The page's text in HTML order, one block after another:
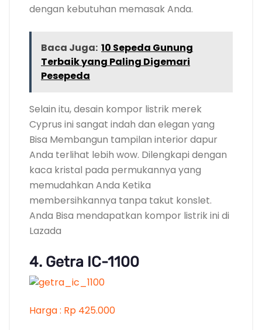
Anda terlihat lebih wow. Dilengkapi dengan
membersihkannya tanpa takut konslet.
Anda Bisa mendapatkan kompor listrik ini di
Lazada
4. Getra IC-1100
Harga : Rp 425.000
Desain elegan dan Membangun kegiatan
memasak Anda lebih asik
Anda cukup menggunakan fitur layar
kompor listrik dari Getra ini. Memasak akan
menjadi lebih mudah dan mengasikkan